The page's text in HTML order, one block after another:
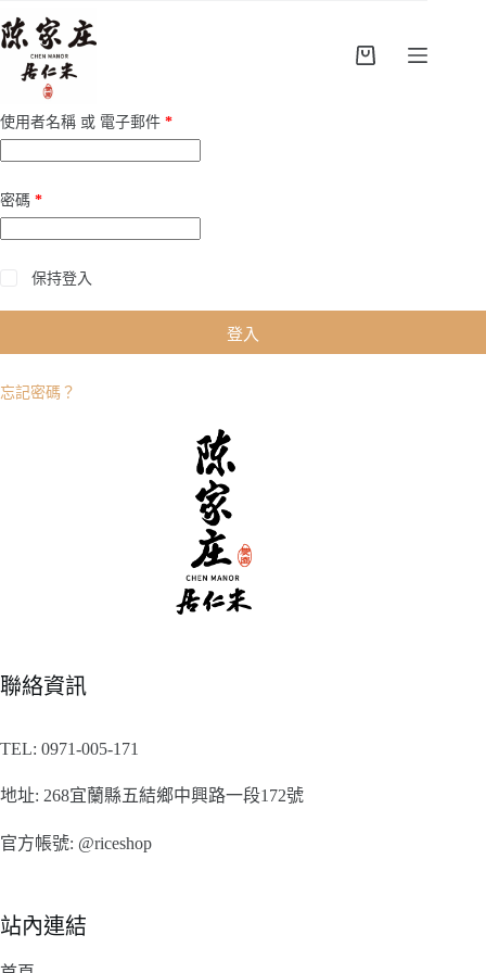
至
內
容
購
使用者名稱 或 電子郵件 *必
填
密碼 *必
填
保持登入
登入
忘記密碼？
聯絡資訊
TEL: 0971-005-171
地址: 268宜蘭縣五結鄉中興路一段172號
官方帳號: @riceshop
站內連結